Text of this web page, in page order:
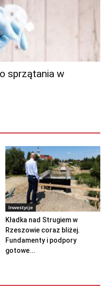
sprzątania w
Inwestycje
Kładka nad Strugiem w
Rzeszowie coraz bliżej.
Fundamenty i podpory
gotowe...